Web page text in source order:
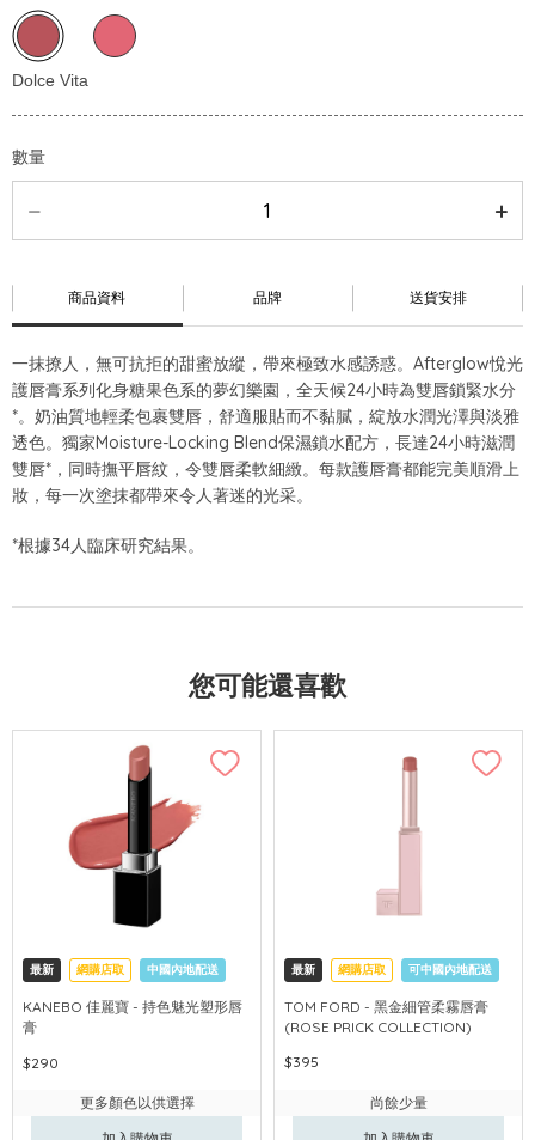
數量
商品資料 品牌 送貨安排
一抹撩人，無可抗拒的甜蜜放縱，帶來極致水感誘惑。Afterglow悅光
護唇膏系列化身糖果色系的夢幻樂園，全天候24小時為雙唇鎖緊水分
*。奶油質地輕柔包裹雙唇，舒適服貼而不黏膩，綻放水潤光澤與淡雅
透色。獨家Moisture-Locking Blend保濕鎖水配方，長達24小時滋潤
雙唇*，同時撫平唇紋，令雙唇柔軟細緻。每款護唇膏都能完美順滑上
妝，每一次塗抹都帶來令人著迷的光采。
*根據34人臨床研究結果。
您可能還喜歡
最新 網購店取 中國內地配送
KANEBO 佳麗寶 - 持色魅光塑形唇
膏
$290
更多顏色以供選擇
最新 網購店取 可中國內地配送
TOM FORD - 黑金細管柔霧唇膏
(ROSE PRICK COLLECTION)
$395
尚餘少量